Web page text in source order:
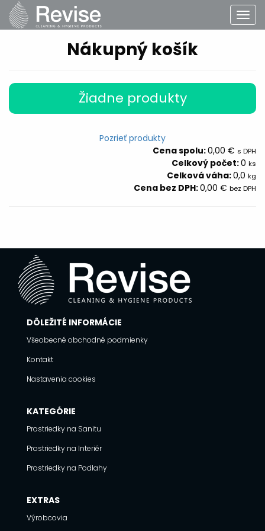
Nákupný košík
Žiadne produkty
Pozrieť produkty
Cena spolu:0,00 € s DPH
Celkový počet:0 ks
Celková váha:0,0 kg
Cena bez DPH:0,00 € bez DPH
DÔLEŽITÉ INFORMÁCIE
Všeobecné obchodné podmienky
Kontakt
Nastavenia cookies
KATEGÓRIE
Prostriedky na Sanitu
Prostriedky na Interiér
Prostriedky na Podlahy
EXTRAS
Výrobcovia